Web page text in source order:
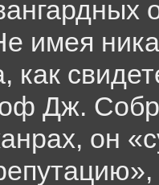
имея
как
Дж.
он